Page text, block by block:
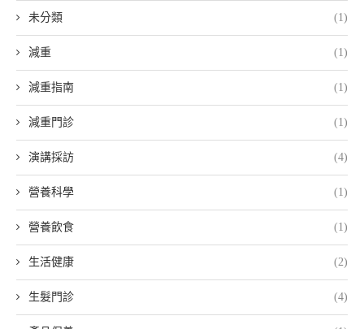
未分類 (1)
減重 (1)
減重指南 (1)
減重門診 (1)
演講採訪 (4)
營養科學 (1)
營養飲食 (1)
生活健康 (2)
生髮門診 (4)